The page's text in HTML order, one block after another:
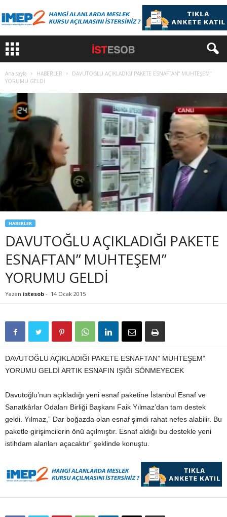
Ana sayfa HABERLER
DAVUTOĞLU AÇIKLADIĞI PAKETE ESNAFTAN” MUHTEŞEM”
YORUMU GELDİ
HABERLER
DAVUTOĞLU AÇIKLADIĞI PAKETE
ESNAFTAN” MUHTEŞEM”
YORUMU GELDİ
Yazan istesob - 14 Ocak 2015
DAVUTOĞLU AÇIKLADIĞI PAKETE ESNAFTAN” MUHTEŞEM”
YORUMU GELDİ ARTIK ESNAFIN IŞIĞI SÖNMEYECEK
Davutoğlu’nun açıkladığı yeni esnaf paketine İstanbul Esnaf ve
Sanatkârlar Odaları Birliği Başkanı Faik Yılmaz’dan tam destek
geldi. Yılmaz,” Dar boğazda olan esnaf şimdi rahat nefes alabilir. Bu
paketle girişimcilerin önü açılmıştır. Esnaf aldığı bu destekle yeni
istihdam alanları açacaktır” şeklinde konuştu.